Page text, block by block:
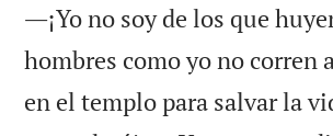
―¡Yo no soy de los que
hombres como yo no corren
en el templo para salvar la